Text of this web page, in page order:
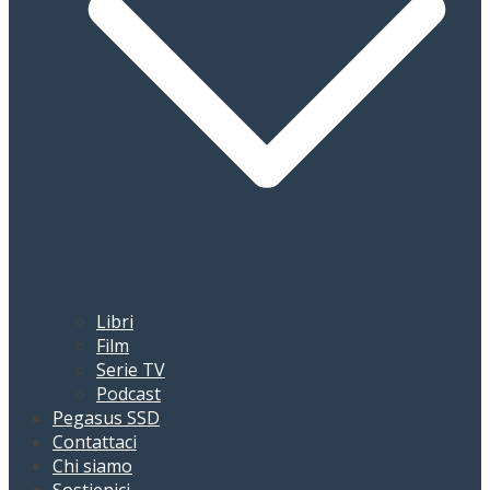
Libri
Film
Serie TV
Podcast
Pegasus SSD
Contattaci
Chi siamo